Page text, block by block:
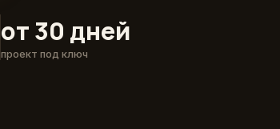
от 30 дней
проект под ключ